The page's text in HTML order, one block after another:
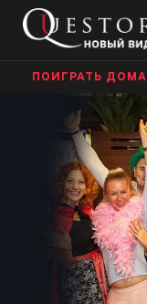
ПОИГРАТЬ ДОМА